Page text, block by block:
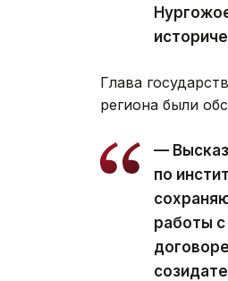
Глава
региона были
—
по
работы